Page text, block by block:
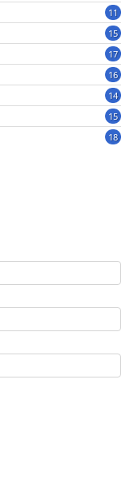
11
15
17
16
14
15
18